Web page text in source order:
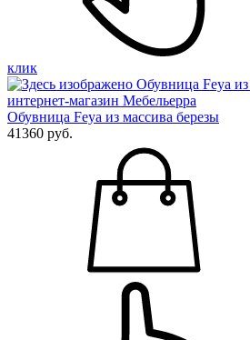
клик
Обувница Feya из массива березы
41360 руб.